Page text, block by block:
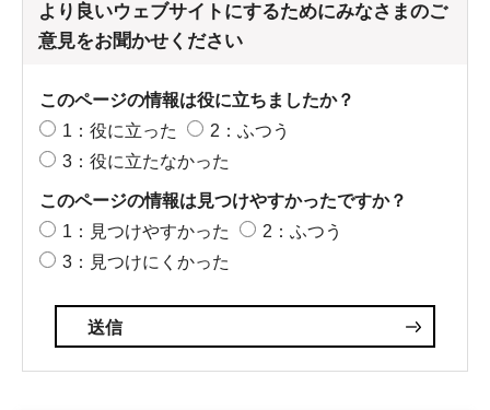
より良いウェブサイトにするためにみなさまのご
意見をお聞かせください
このページの情報は役に立ちましたか？
1：役に立った
2：ふつう
3：役に立たなかった
このページの情報は見つけやすかったですか？
1：見つけやすかった
2：ふつう
3：見つけにくかった